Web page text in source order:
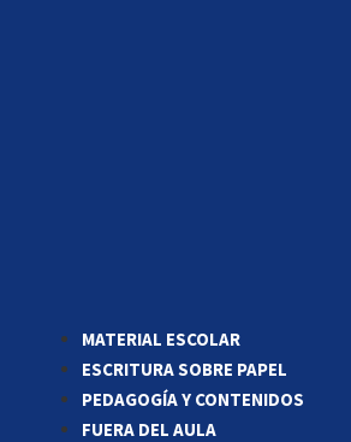
MATERIAL ESCOLAR
ESCRITURA SOBRE PAPEL
PEDAGOGÍA Y CONTENIDOS
FUERA DEL AULA